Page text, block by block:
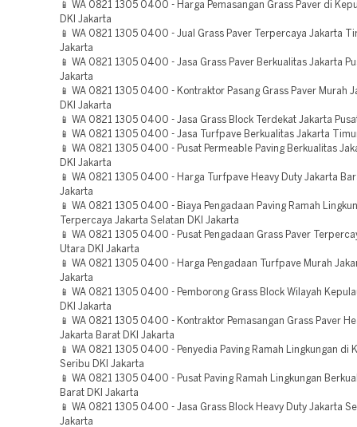
📱 WA 0821 1305 0400 - Harga Pemasangan Grass Paver di
DKI Jakarta
📱 WA 0821 1305 0400 - Jual Grass Paver Terpercaya Jakarta
Jakarta
📱 WA 0821 1305 0400 - Jasa Grass Paver Berkualitas Jakarta
Jakarta
📱 WA 0821 1305 0400 - Kontraktor Pasang Grass Paver Murah
DKI Jakarta
📱 WA 0821 1305 0400 - Jasa Grass Block Terdekat Jakarta
📱 WA 0821 1305 0400 - Jasa Turfpave Berkualitas Jakarta
📱 WA 0821 1305 0400 - Pusat Permeable Paving Berkualitas
DKI Jakarta
📱 WA 0821 1305 0400 - Harga Turfpave Heavy Duty Jakarta
Jakarta
📱 WA 0821 1305 0400 - Biaya Pengadaan Paving Ramah
Terpercaya Jakarta Selatan DKI Jakarta
📱 WA 0821 1305 0400 - Pusat Pengadaan Grass Paver
Utara DKI Jakarta
📱 WA 0821 1305 0400 - Harga Pengadaan Turfpave Murah
Jakarta
📱 WA 0821 1305 0400 - Pemborong Grass Block Wilayah
DKI Jakarta
📱 WA 0821 1305 0400 - Kontraktor Pemasangan Grass Paver
Jakarta Barat DKI Jakarta
📱 WA 0821 1305 0400 - Penyedia Paving Ramah Lingkungan di
Seribu DKI Jakarta
📱 WA 0821 1305 0400 - Pusat Paving Ramah Lingkungan
Barat DKI Jakarta
📱 WA 0821 1305 0400 - Jasa Grass Block Heavy Duty Jakarta
Jakarta